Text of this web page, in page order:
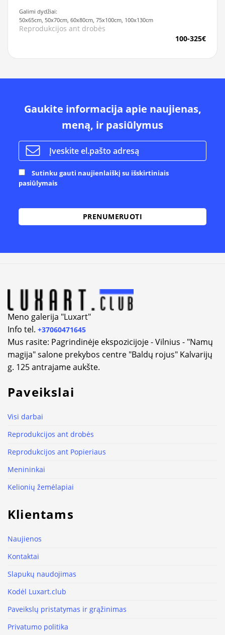
Galimi dydžiai:
50x65cm, 50x70cm, 60x80cm, 75x100cm, 100x130cm
Reprodukcijos ant drobės
100-325€
Gaukite informacija apie naujienas,
meną, ir pasiūlymus
Sutinku gauti naujienlaiškį su išskirtiniais
pasiūlymais
Meno galerija "Luxart"
Info tel. +37060471645
Mus rasite: Pagrindinėje ekspozicijoje - Vilnius - "Namų
magija" salone prekybos centre "Baldų rojus" Kalvarijų
g. 125 antrajame aukšte.
Paveikslai
Visi darbai
Reprodukcijos ant drobės
Reprodukcijos ant Popieriaus
Menininkai
Kelionių žemėlapiai
Klientams
Naujienos
Kontaktai
Slapukų naudojimas
Kodėl Luxart.club
Paveikslų pristatymas ir grąžinimas
Privatumo politika